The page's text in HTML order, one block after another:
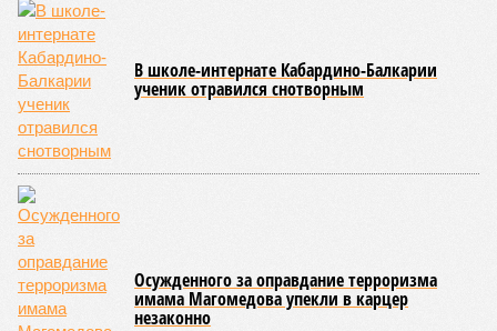
В школе-интернате Кабардино-Балкарии
ученик отравился снотворным
Осужденного за оправдание терроризма
имама Магомедова упекли в карцер
незаконно